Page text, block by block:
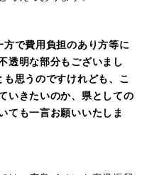
で費用負担のあり方等に
透明な部分もございまし
思うのですけれども、こ
いきたいのか、県としての
ても一言お願いいたしま